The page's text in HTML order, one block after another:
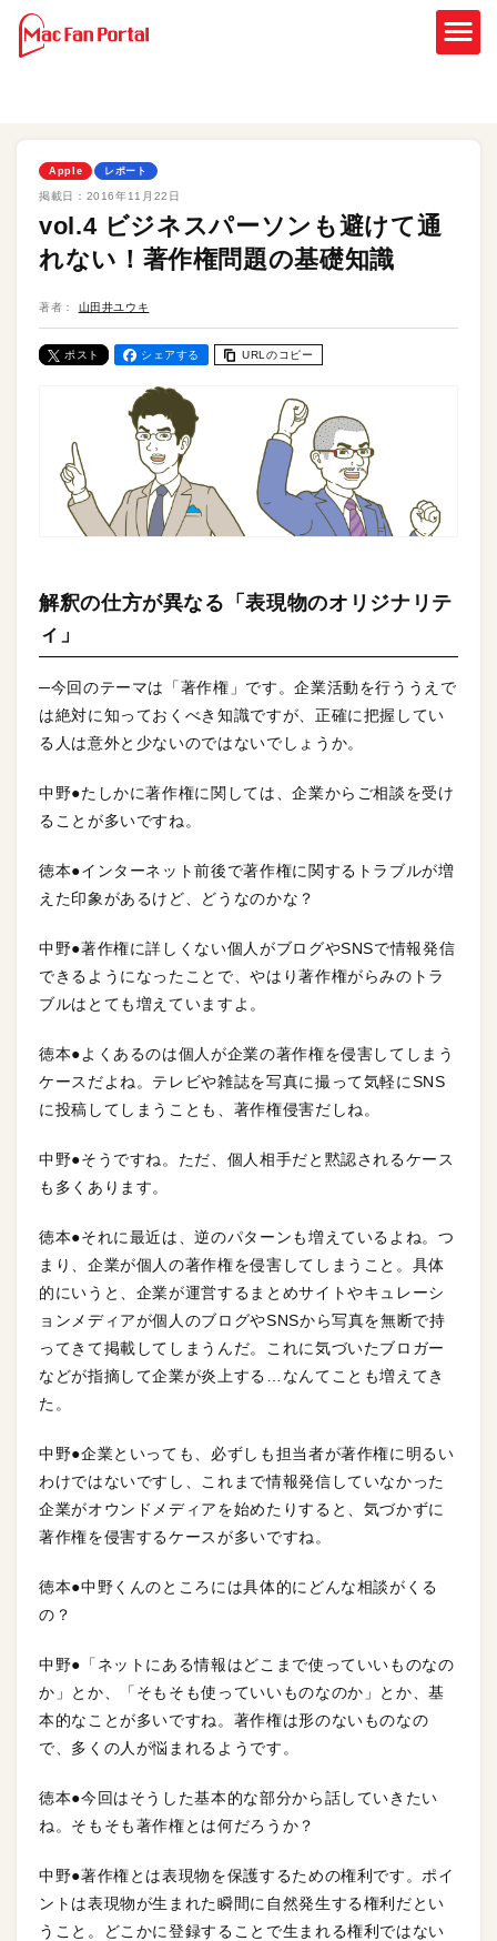
Apple レポート
掲載日： 2016年11月22日
vol.4 ビジネスパーソンも避けて通
れない！著作権問題の基礎知識
著者： 山田井ユウキ
ポスト シェアする URLのコピー
解釈の仕方が異なる「表現物のオリジナリテ
ィ」
─今回のテーマは「著作権」です。企業活動を行ううえで
は絶対に知っておくべき知識ですが、正確に把握してい
る人は意外と少ないのではないでしょうか。
中野●たしかに著作権に関しては、企業からご相談を受け
ることが多いですね。
徳本●インターネット前後で著作権に関するトラブルが増
えた印象があるけど、どうなのかな？
中野●著作権に詳しくない個人がブログやSNSで情報発信
できるようになったことで、やはり著作権がらみのトラ
ブルはとても増えていますよ。
徳本●よくあるのは個人が企業の著作権を侵害してしまう
ケースだよね。テレビや雑誌を写真に撮って気軽にSNS
に投稿してしまうことも、著作権侵害だしね。
中野●そうですね。ただ、個人相手だと黙認されるケース
も多くあります。
徳本●それに最近は、逆のパターンも増えているよね。つ
まり、企業が個人の著作権を侵害してしまうこと。具体
的にいうと、企業が運営するまとめサイトやキュレーシ
ョンメディアが個人のブログやSNSから写真を無断で持
ってきて掲載してしまうんだ。これに気づいたブロガー
などが指摘して企業が炎上する…なんてことも増えてき
た。
中野●企業といっても、必ずしも担当者が著作権に明るい
わけではないですし、これまで情報発信していなかった
企業がオウンドメディアを始めたりすると、気づかずに
著作権を侵害するケースが多いですね。
徳本●中野くんのところには具体的にどんな相談がくる
の？
中野●「ネットにある情報はどこまで使っていいものなの
か」とか、「そもそも使っていいものなのか」とか、基
本的なことが多いですね。著作権は形のないものなの
で、多くの人が悩まれるようです。
徳本●今回はそうした基本的な部分から話していきたい
ね。そもそも著作権とは何だろうか？
中野●著作権とは表現物を保護するための権利です。ポイ
ントは表現物が生まれた瞬間に自然発生する権利だとい
うこと。どこかに登録することで生まれる権利ではない